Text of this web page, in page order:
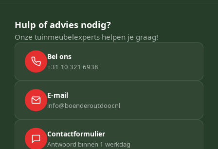
Hulp of advies nodig?
Onze tuinmeubelexperts helpen je graag!
Bel ons
+31 10 321 6938
E-mail
info@boenderoutdoor.nl
Contactformulier
Antwoord binnen 1 werkdag